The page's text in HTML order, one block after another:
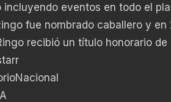
incluyendo eventos en todo el
fue nombrado caballero y
recibió un título honorario de